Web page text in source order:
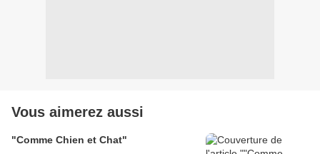
Vous aimerez aussi
"Comme Chien et Chat"